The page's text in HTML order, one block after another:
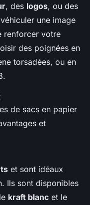
, des logos, ou des
une image
renforcer votre
des poignées en
torsadées, ou en
de sacs en papier
et
et sont idéaux
Ils sont disponibles
kraft blanc et le